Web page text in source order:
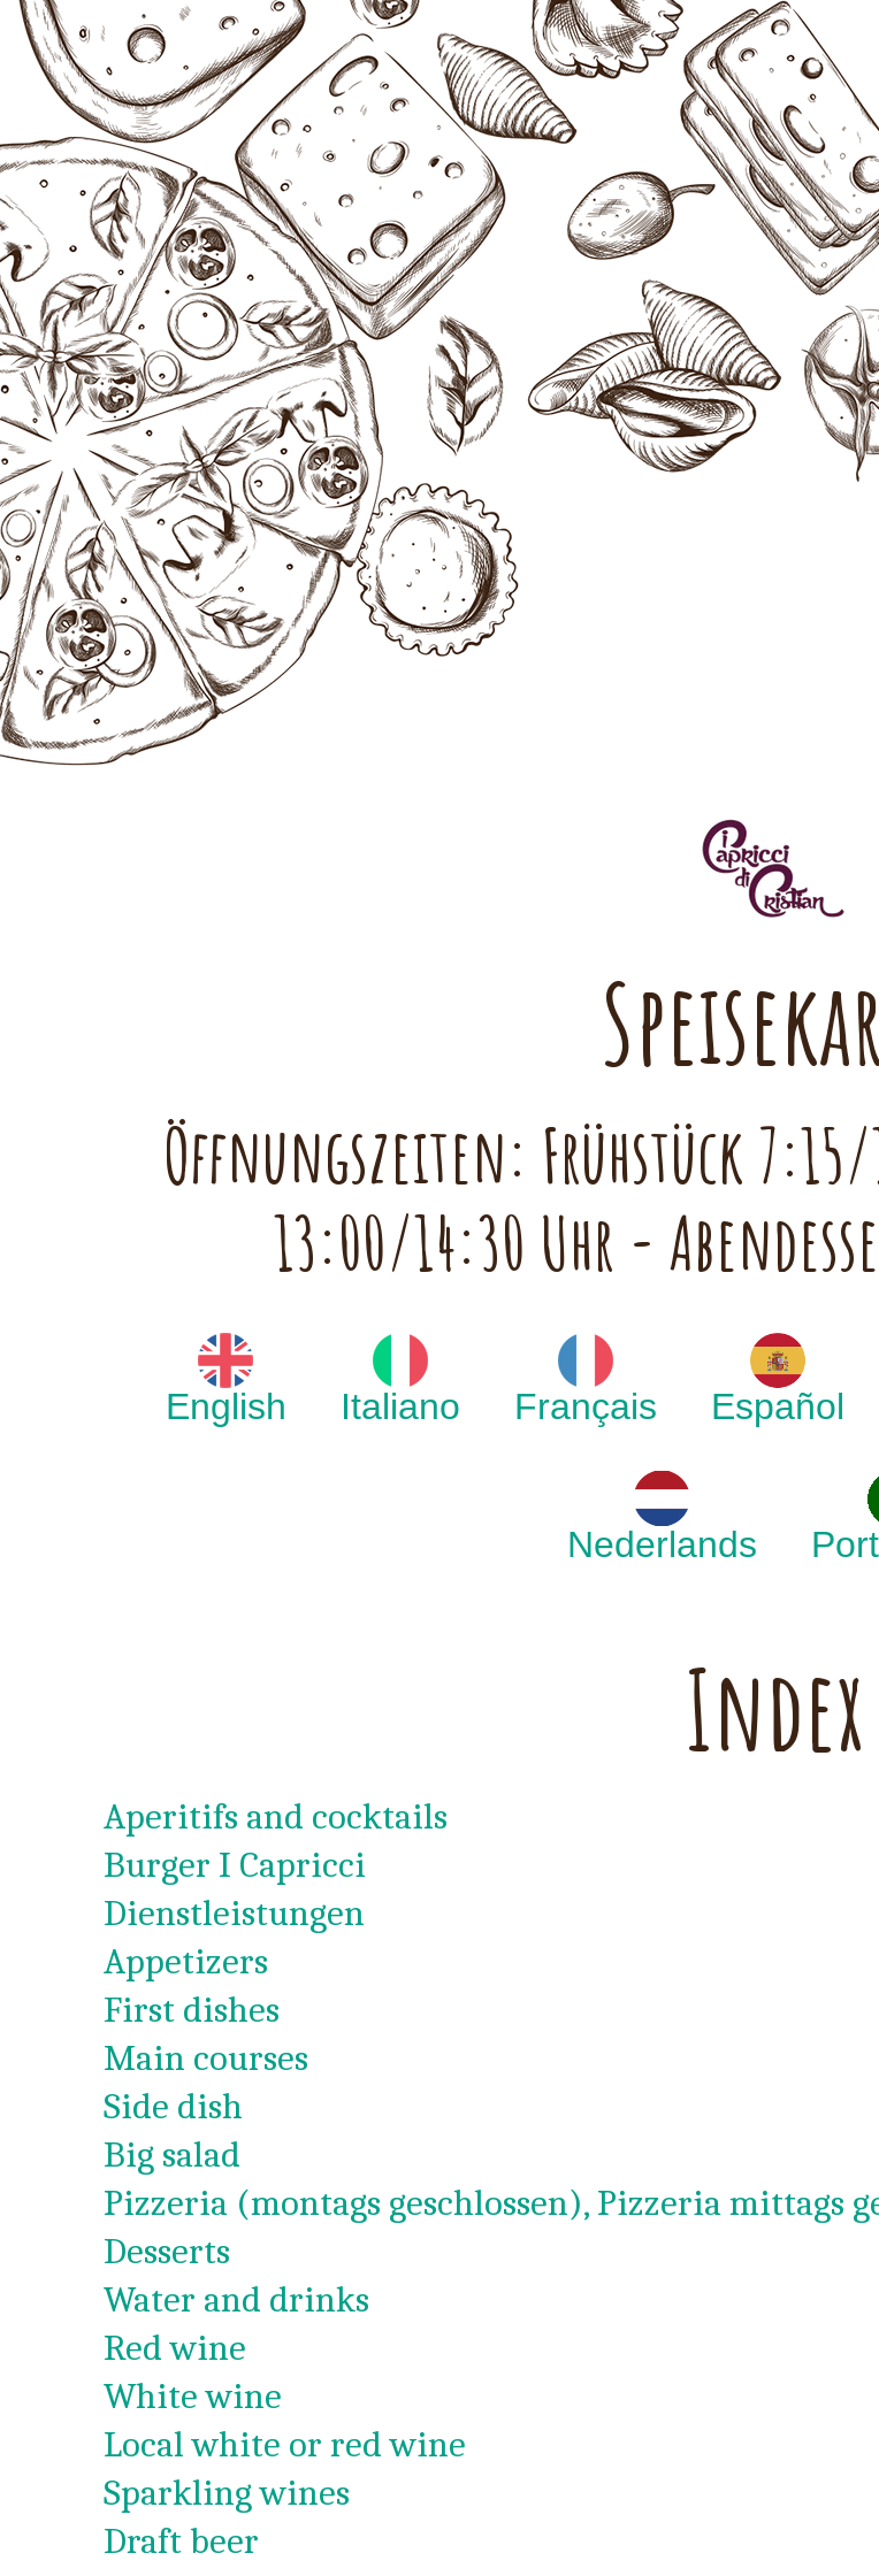
Öffnungszeiten: Frühstück
13:00/14:30 Uhr -
English Italiano Français Español
Nederlands
Index
Aperitifs and cocktails
Burger I Capricci
Dienstleistungen
Appetizers
First dishes
Main courses
Side dish
Big salad
Pizzeria (montags geschlossen), Pizzeria mittags
Desserts
Water and drinks
Red wine
White wine
Local white or red wine
Sparkling wines
Draft beer